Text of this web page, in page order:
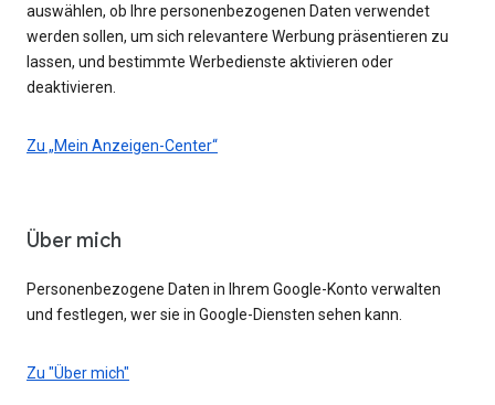
auswählen, ob Ihre personenbezogenen Daten verwendet
werden sollen, um sich relevantere Werbung präsentieren zu
lassen, und bestimmte Werbedienste aktivieren oder
deaktivieren.
Zu „Mein Anzeigen-Center“
Über mich
Personenbezogene Daten in Ihrem Google-Konto verwalten
und festlegen, wer sie in Google-Diensten sehen kann.
Zu "Über mich"